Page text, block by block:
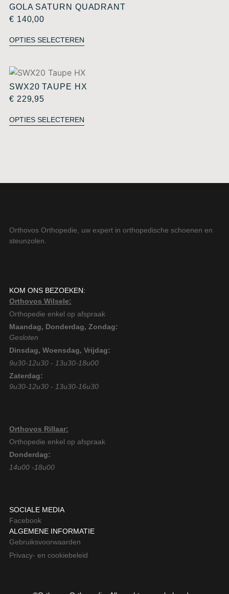
GOLA SATURN QUADRANT
€ 140,00
OPTIES SELECTEREN
SWX20 TAUPE HX
€ 229,95
OPTIES SELECTEREN
Orthovos Orthopedie, uw expert in orthopedische schoenen en
steunzolen.
KOM ONS BEZOEKEN:
Orthovos Wilsele:
Orthopedie enkel op afspraak
Maandag, Donderdag, Zondag:
Gesloten
Dinsdag, Woensdag, Vrijdag:
9u30-12u30 - 13u30-18u00
Zaterdag:
9u30-12u30 - 13u30-16u30
Orthovos Rillaar:
Orthopedie enkel op afspraak
Donderdag:
14u00 -18u00
SOCIALE MEDIA
Facebook
ALGEMENE INFORMATIE
Gebruiksvoorwaarden
Privacy- en cookiebeleid